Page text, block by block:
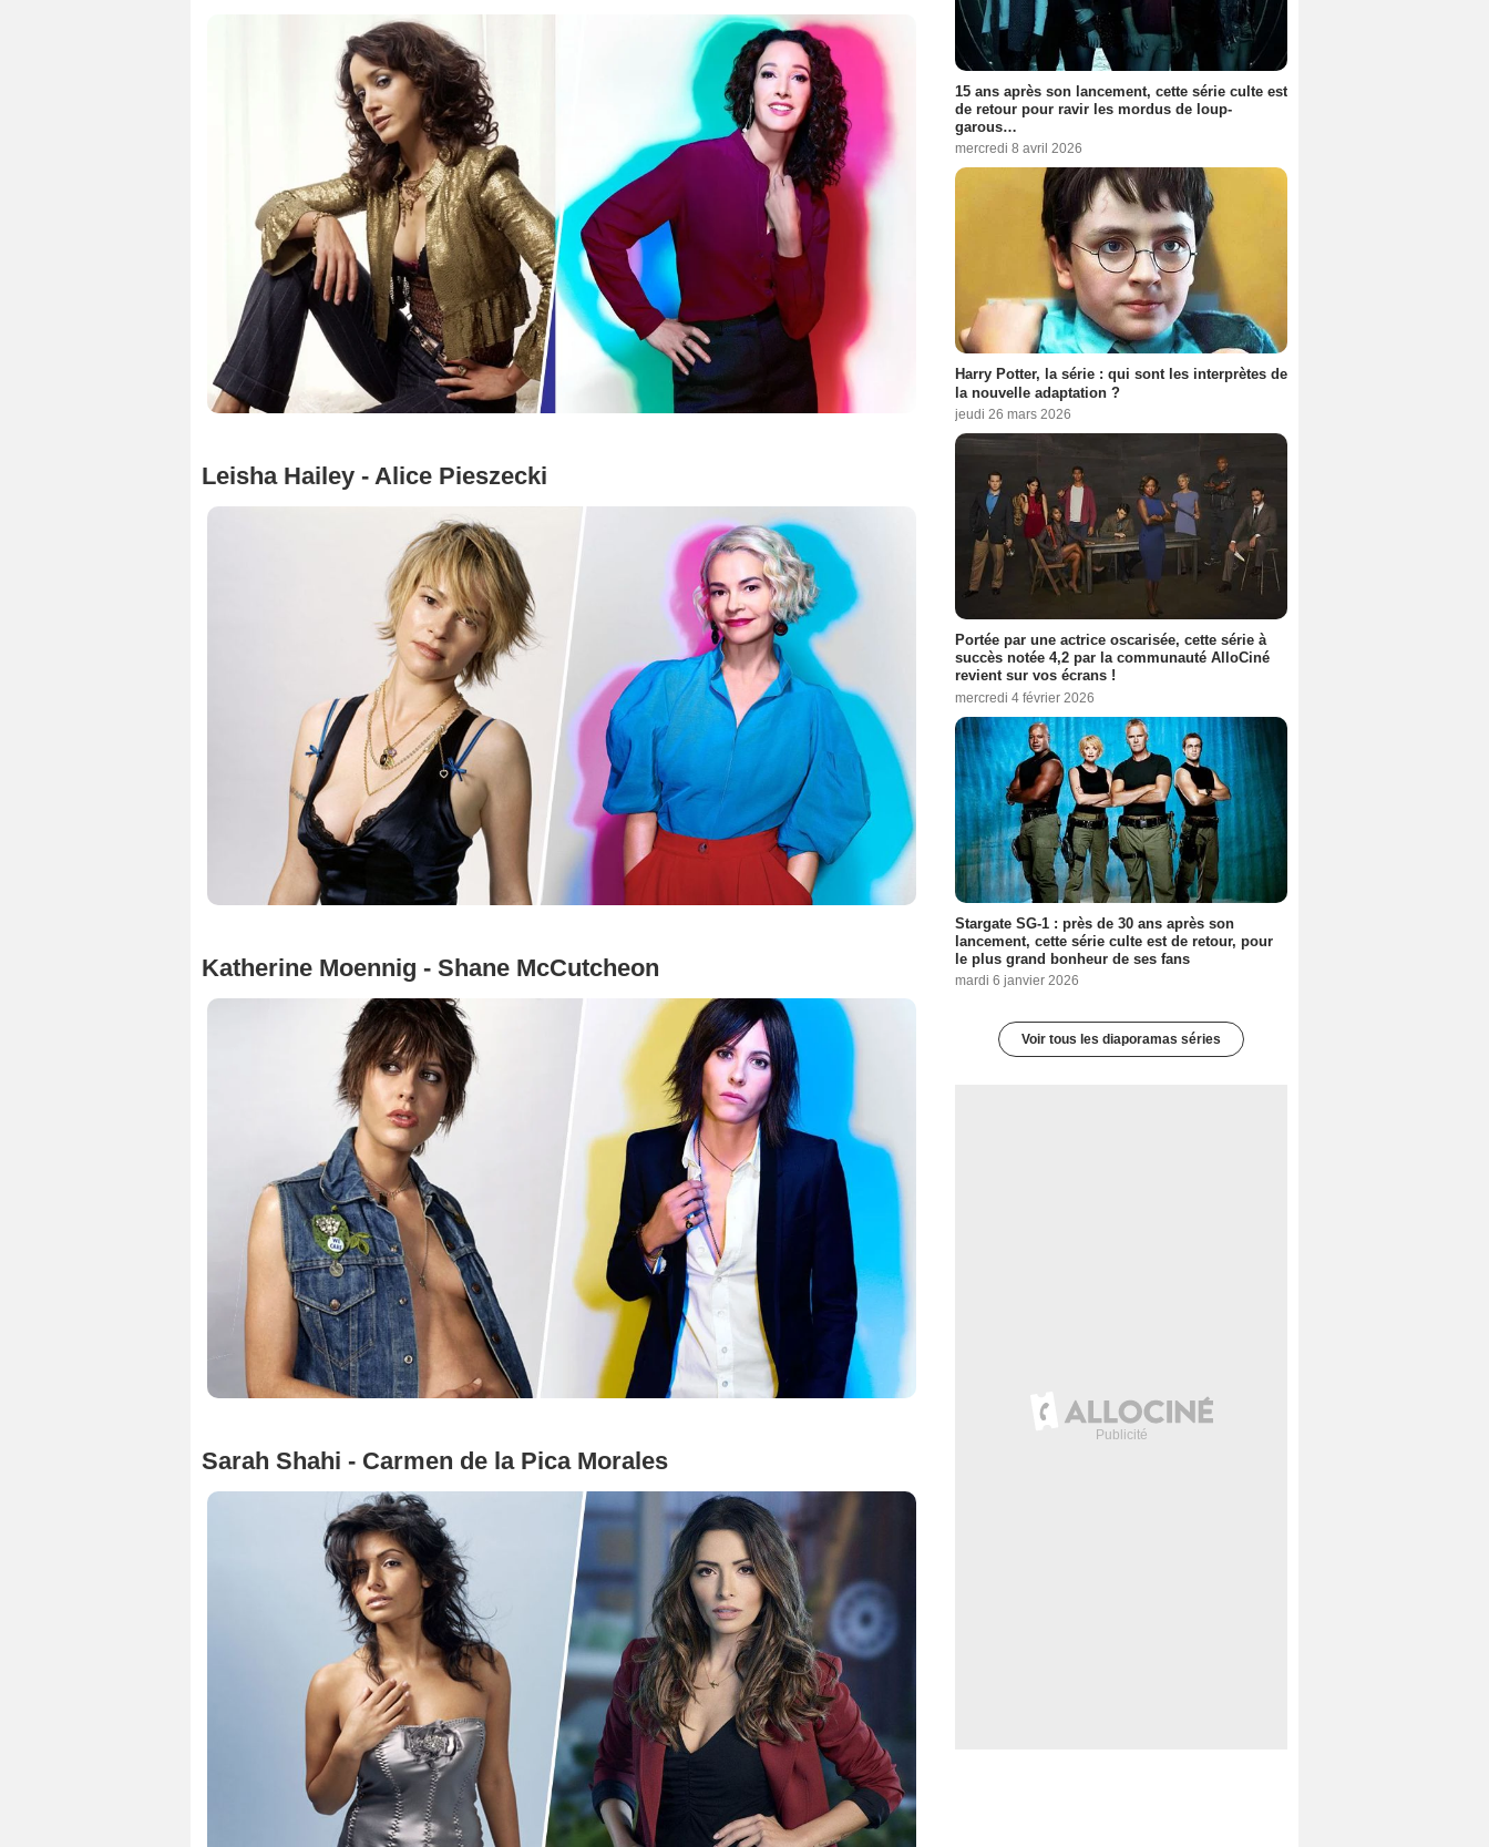
Leisha Hailey - Alice Pieszecki
Katherine Moennig - Shane McCutcheon
Sarah Shahi - Carmen de la Pica Morales
15 ans après son lancement, cette série culte est
de retour pour ravir les mordus de loup-
garous…
mercredi 8 avril 2026
Harry Potter, la série : qui sont les interprètes de
la nouvelle adaptation ?
jeudi 26 mars 2026
Portée par une actrice oscarisée, cette série à
succès notée 4,2 par la communauté AlloCiné
revient sur vos écrans !
mercredi 4 février 2026
Stargate SG-1 : près de 30 ans après son
lancement, cette série culte est de retour, pour
le plus grand bonheur de ses fans
mardi 6 janvier 2026
Voir tous les diaporamas séries